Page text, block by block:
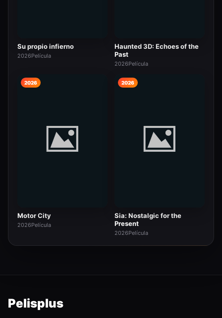
Su propio infierno
2026Película
Haunted 3D: Echoes of the
Past
2026Película
2026
Motor City
2026Película
2026
Sia: Nostalgic for the
Present
2026Película
Pelisplus